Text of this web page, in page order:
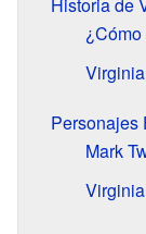
Personajes
Mark